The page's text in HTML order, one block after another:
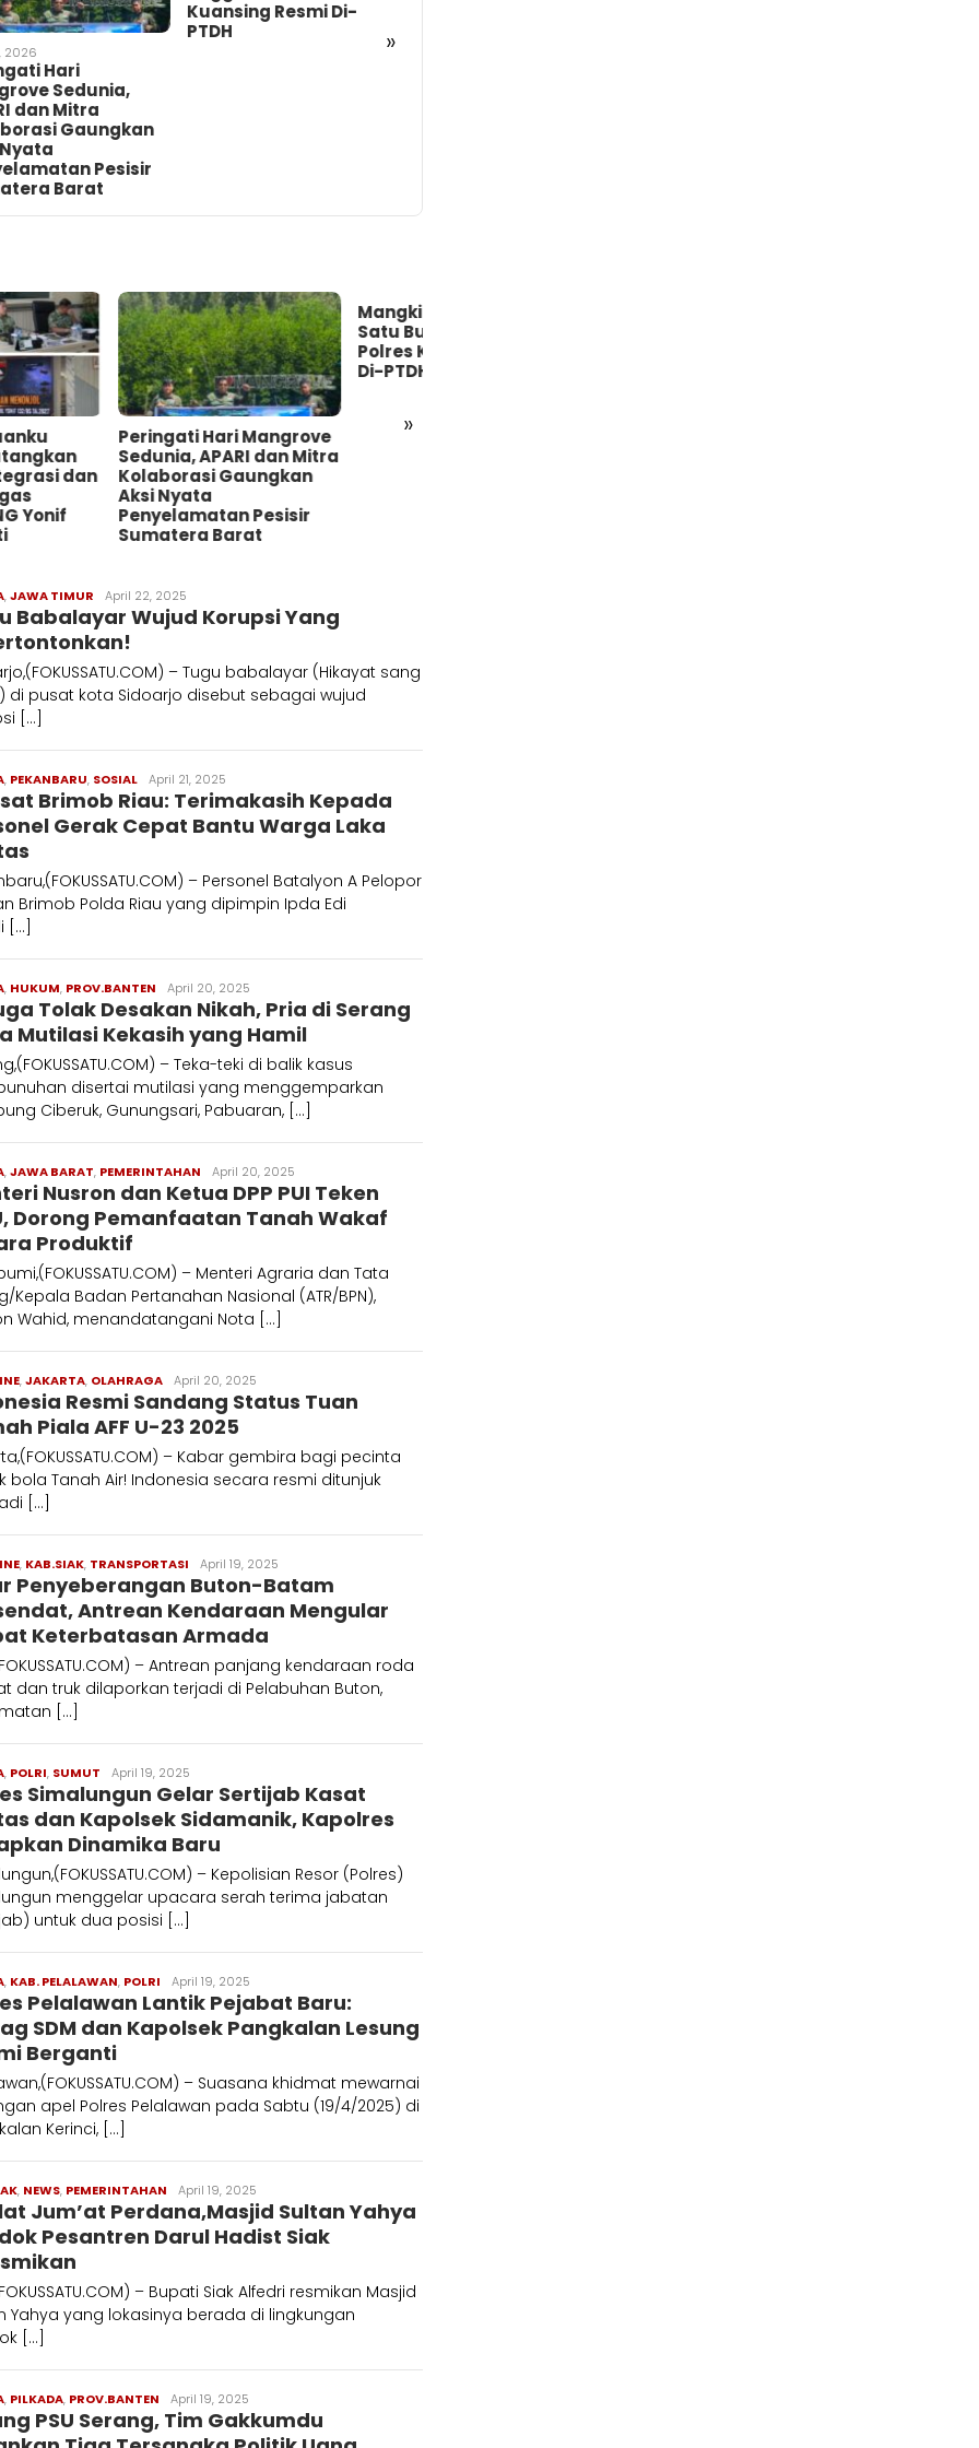
»
Resmi Di-
Kelas Terbengkalai,
Pemkab Labuhanbatu
»
Hari Mangrove
APARI dan Mitra
Gaungkan
Pesisir
Barat
Mangkir Kerja Lebih dari
Satu Bulan, Dua Anggota
Polres Kuansing Resmi
Di-PTDH
,JAWA TIMUR Redaksi
April 22, 2025
Babalayar Wujud Korupsi Yang
– Tugu babalayar (Hikayat sang
di pusat kota Sidoarjo disebut sebagai wujud
[…]
, PEKANBARU, SOSIAL Redaksi
April 21, 2025
Brimob Riau: Terimakasih Kepada
Gerak Cepat Bantu Warga Laka
– Personel Batalyon A Pelopor
Brimob Polda Riau yang dipimpin Ipda Edi
[…]
, HUKUM, PROV.BANTEN Redaksi
April 20, 2025
Tolak Desakan Nikah, Pria di Serang
Mutilasi Kekasih yang Hamil
– Teka-teki di balik kasus
disertai mutilasi yang menggemparkan
Ciberuk, Gunungsari, Pabuaran, […]
,JAWA BARAT, PEMERINTAHAN Redaksi
April 20, 2025
Nusron dan Ketua DPP PUI Teken
Dorong Pemanfaatan Tanah Wakaf
Produktif
– Menteri Agraria dan Tata
Kepala Badan Pertanahan Nasional (ATR/BPN),
Wahid, menandatangani Nota […]
,JAKARTA, OLAHRAGA Redaksi
April 20, 2025
Resmi Sandang Status Tuan
Piala AFF U-23 2025
– Kabar gembira bagi pecinta
bola Tanah Air! Indonesia secara resmi ditunjuk
[…]
, KAB.SIAK, TRANSPORTASI Redaksi
April 19, 2025
Penyeberangan Buton-Batam
Antrean Kendaraan Mengular
Keterbatasan Armada
– Antrean panjang kendaraan roda
dan truk dilaporkan terjadi di Pelabuhan Buton,
[…]
, POLRI, SUMUT Redaksi
April 19, 2025
Simalungun Gelar Sertijab Kasat
dan Kapolsek Sidamanik, Kapolres
Dinamika Baru
– Kepolisian Resor (Polres)
menggelar upacara serah terima jabatan
untuk dua posisi […]
, KAB. PELALAWAN, POLRI Redaksi
April 19, 2025
Pelalawan Lantik Pejabat Baru:
SDM dan Kapolsek Pangkalan Lesung
Berganti
– Suasana khidmat mewarnai
apel Polres Pelalawan pada Sabtu (19/4/2025) di
Kerinci, […]
, NEWS, PEMERINTAHAN Redaksi
April 19, 2025
Jum’at Perdana,Masjid Sultan Yahya
Pesantren Darul Hadist Siak
– Bupati Siak Alfedri resmikan Masjid
Yahya yang lokasinya berada di lingkungan
[…]
, PILKADA, PROV.BANTEN Redaksi
April 19, 2025
PSU Serang, Tim Gakkumdu